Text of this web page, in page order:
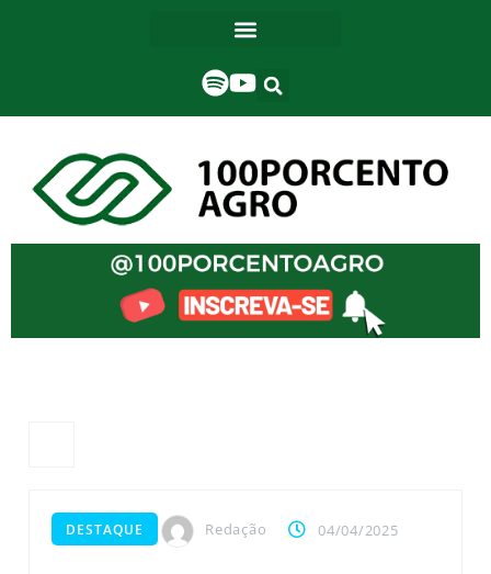
DESTAQUE Redação 04/04/2025